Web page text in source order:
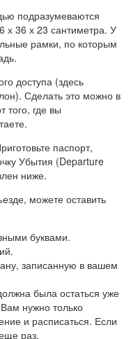
подразумеваются
36 х 23 сантиметра. У
рамки, по которым
доступа (здесь
Сделать это можно в
того, где вы
паспорт,
Убытия (Departure
ниже.
можете оставить
буквами.
записанную в вашем
была остаться уже
нужно только
и расписаться. Если
раз.